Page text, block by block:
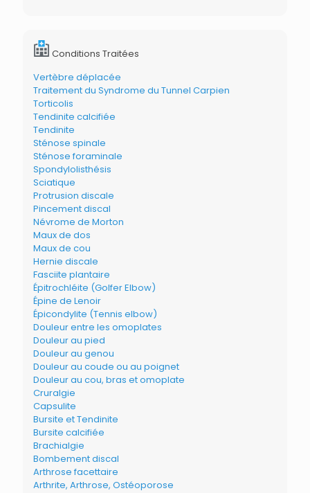
Conditions Traitées
Vertèbre déplacée
Traitement du Syndrome du Tunnel Carpien
Torticolis
Tendinite calcifiée
Tendinite
Sténose spinale
Sténose foraminale
Spondylolisthésis
Sciatique
Protrusion discale
Pincement discal
Névrome de Morton
Maux de dos
Maux de cou
Hernie discale
Fasciite plantaire
Épitrochléite (Golfer Elbow)
Épine de Lenoir
Épicondylite (Tennis elbow)
Douleur entre les omoplates
Douleur au pied
Douleur au genou
Douleur au coude ou au poignet
Douleur au cou, bras et omoplate
Cruralgie
Capsulite
Bursite et Tendinite
Bursite calcifiée
Brachialgie
Bombement discal
Arthrose facettaire
Arthrite, Arthrose, Ostéoporose